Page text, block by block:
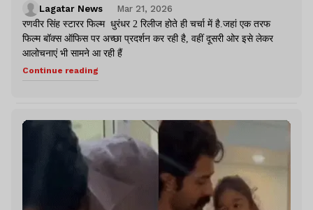
Lagatar News
Mar 21, 2026
रणवीर सिंह स्टारर फिल्म धुरंधर 2 रिलीज होते ही चर्चा में है.जहां एक तरफ
फिल्म बॉक्स ऑफिस पर अच्छा प्रदर्शन कर रही है, वहीं दूसरी ओर इसे लेकर
आलोचनाएं भी सामने आ रही हैं
Continue reading